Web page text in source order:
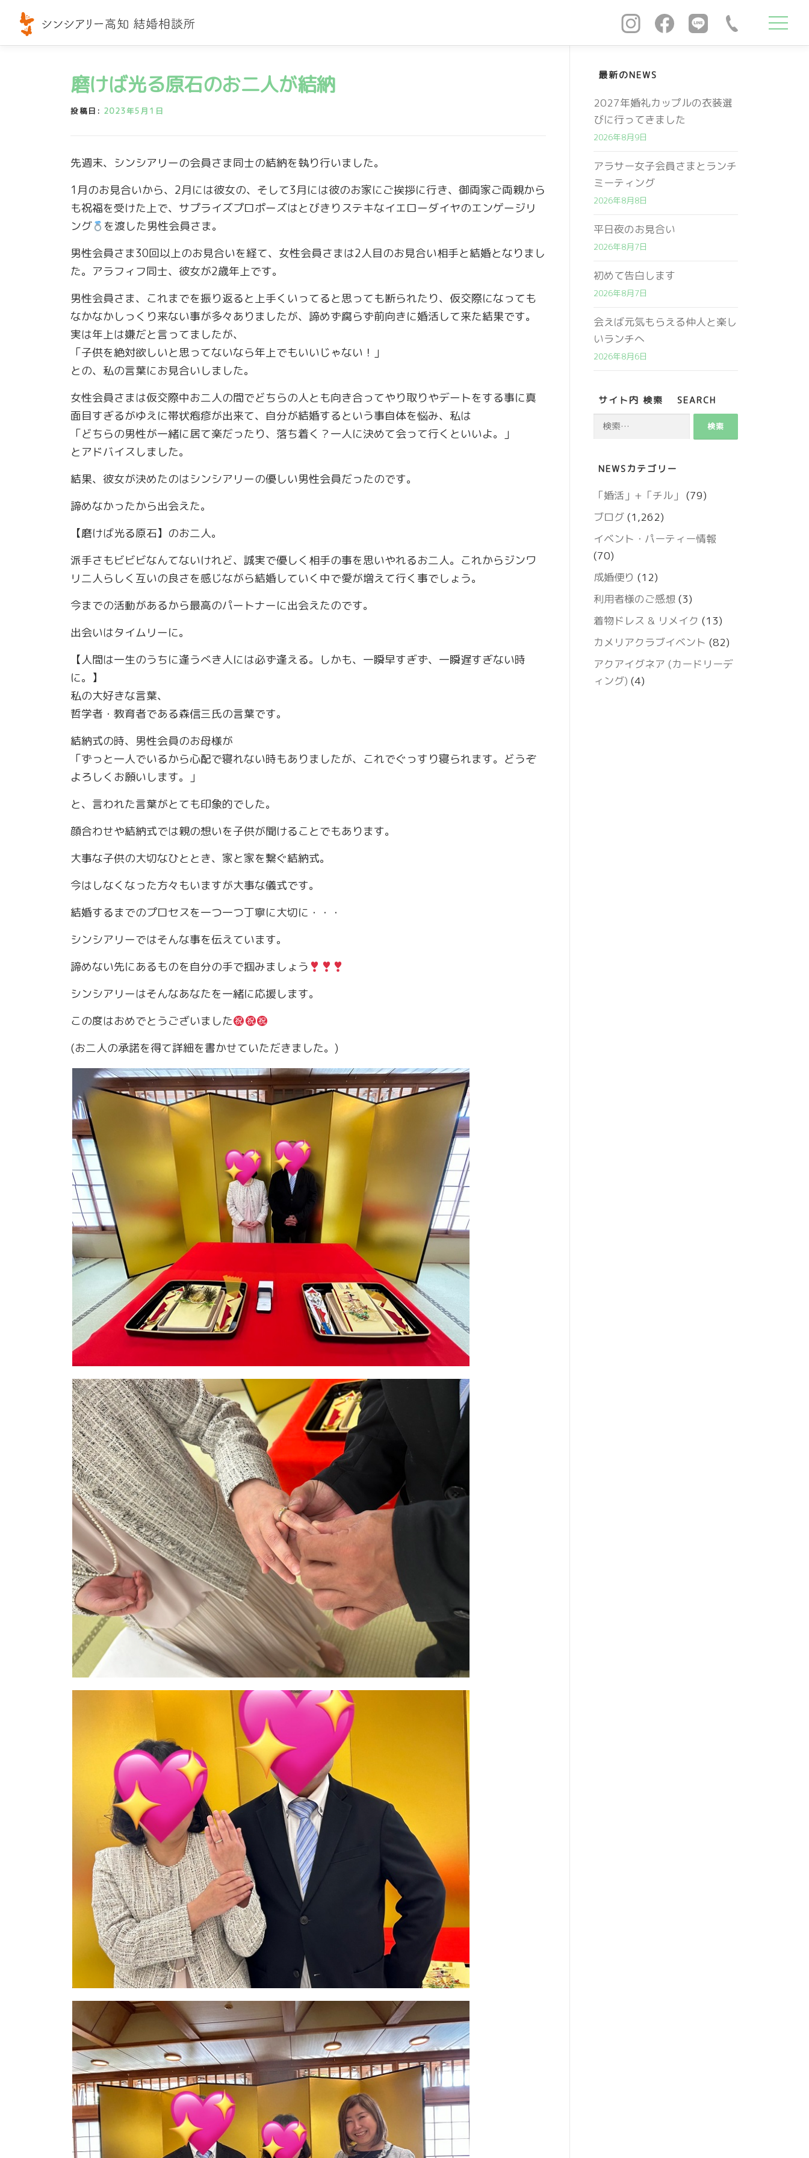
営業時間 9:00～18:00
お問い合わせ
磨けば光る原石のお二人が結納
投稿日: 2023年5月1日
先週末、シンシアリーの会員さま同士の結納を執り行いました。
1月のお見合いから、2月には彼女の、そして3月には彼のお家にご挨拶に行き、御両家ご両親から
も祝福を受けた上で、サプライズプロポーズはとびきりステキなイエローダイヤのエンゲージリ
ング
を渡した男性会員さま。
男性会員さま30回以上のお見合いを経て、女性会員さまは2人目のお見合い相手と結婚となりまし
た。アラフィフ同士、彼女が2歳年上です。
男性会員さま、これまでを振り返ると上手くいってると思っても断られたり、仮交際になっても
なかなかしっくり来ない事が多々ありましたが、諦めず腐らず前向きに婚活して来た結果です。
実は年上は嫌だと言ってましたが、
「子供を絶対欲しいと思ってないなら年上でもいいじゃない！」
との、私の言葉にお見合いしました。
女性会員さまは仮交際中お二人の間でどちらの人とも向き合ってやり取りやデートをする事に真
面目すぎるがゆえに帯状疱疹が出来て、自分が結婚するという事自体を悩み、私は
「どちらの男性が一緒に居て楽だったり、落ち着く？一人に決めて会って行くといいよ。」
とアドバイスしました。
結果、彼女が決めたのはシンシアリーの優しい男性会員だったのです。
諦めなかったから出会えた。
【磨けば光る原石】のお二人。
派手さもビビビなんてないけれど、誠実で優しく相手の事を思いやれるお二人。これからジンワ
リ二人らしく互いの良さを感じながら結婚していく中で愛が増えて行く事でしょう。
今までの活動があるから最高のパートナーに出会えたのです。
出会いはタイムリーに。
【人間は一生のうちに逢うべき人には必ず逢える。しかも、一瞬早すぎず、一瞬遅すぎない時
に。】
私の大好きな言葉、
哲学者・教育者である森信三氏の言葉です。
結納式の時、男性会員のお母様が
「ずっと一人でいるから心配で寝れない時もありましたが、これでぐっすり寝られます。どうぞ
よろしくお願いします。」
と、言われた言葉がとても印象的でした。
顔合わせや結納式では親の想いを子供が聞けることでもあります。
大事な子供の大切なひととき、家と家を繋ぐ結納式。
今はしなくなった方々もいますが大事な儀式です。
結婚するまでのプロセスを一つ一つ丁寧に大切に・・・
シンシアリーではそんな事を伝えています。
諦めない先にあるものを自分の手で掴みましょう
シンシアリーはそんなあなたを一緒に応援します。
この度はおめでとうございました
(お二人の承諾を得て詳細を書かせていただきました。)
最新のNEWS
2027年婚礼カップルの衣装選
びに行ってきました
2026年8月9日
アラサー女子会員さまとランチ
ミーティング
2026年8月8日
平日夜のお見合い
2026年8月7日
初めて告白します
2026年8月7日
会えば元気もらえる仲人と楽し
いランチへ
2026年8月6日
サイト内 検索 SEARCH
NEWSカテゴリー
「婚活」+「チル」
(79)
ブログ (1,262)
イベント・パーティー情報
(70)
成婚便り (12)
利用者様のご感想 (3)
着物ドレス & リメイク (13)
カメリアクラブイベント (82)
アクアイグネア (カードリーデ
ィング) (4)